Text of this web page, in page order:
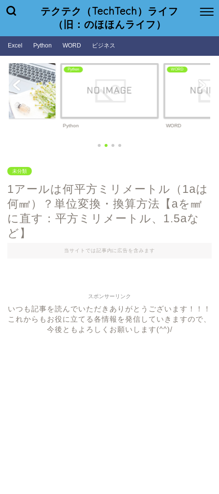
テクテク（TechTech）ライフ
（旧：のほほんライフ）
Excel Python WORD ビジネス
Python
Python
WORD
WORD
未分類
1アールは何平方ミリメートル（1aは
何㎟）？単位変換・換算方法【aを㎟
に直す：平方ミリメートル、1.5aな
ど】
当サイトでは記事内に広告を含みます
スポンサーリンク
いつも記事を読んでいただきありがとうございます！！！
これからもお役に立てる各情報を発信していきますので、
今後ともよろしくお願いします(^^)/